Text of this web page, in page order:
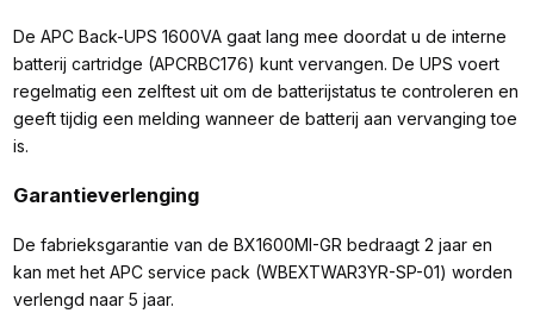
De APC Back-UPS 1600VA gaat lang mee doordat u de interne
batterij cartridge (APCRBC176) kunt vervangen. De UPS voert
regelmatig een zelftest uit om de batterijstatus te controleren en
geeft tijdig een melding wanneer de batterij aan vervanging toe
is.
Garantieverlenging
De fabrieksgarantie van de BX1600MI-GR bedraagt 2 jaar en
kan met het APC service pack (WBEXTWAR3YR-SP-01) worden
verlengd naar 5 jaar.